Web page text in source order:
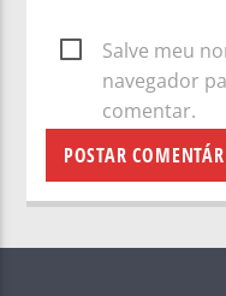
Salve meu
navegador
comentar.